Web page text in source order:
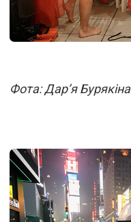
Фота: Дар’я Бурякіна